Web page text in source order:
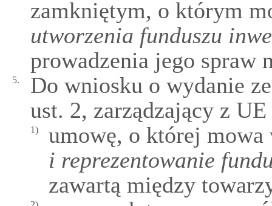
zamkniętym, o którym
utworzenia funduszu
prowadzenia jego spraw
5.
Do wniosku o wydanie
ust. 2, zarządzający z UE
1)
umowę, o której mowa
i reprezentowanie
zawartą między